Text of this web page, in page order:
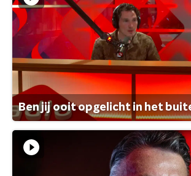
Ben jij ooit opgelicht in het